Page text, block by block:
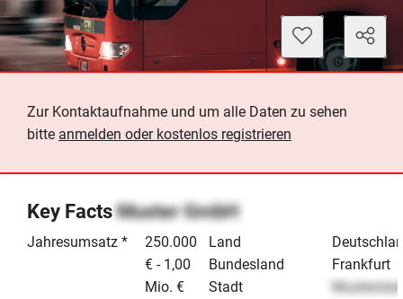
Zur Kontaktaufnahme und um alle Daten zu sehen
bitte anmelden oder kostenlos registrieren
Key FactsMuster GmbH
Jahresumsatz *
250.000
€ - 1,00
Mio. €
Land
Bundesland
Frankfurt
Stadt